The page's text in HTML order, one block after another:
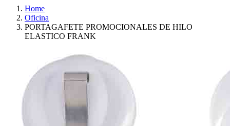
Home
Oficina
PORTAGAFETE PROMOCIONALES DE HILO
ELASTICO FRANK